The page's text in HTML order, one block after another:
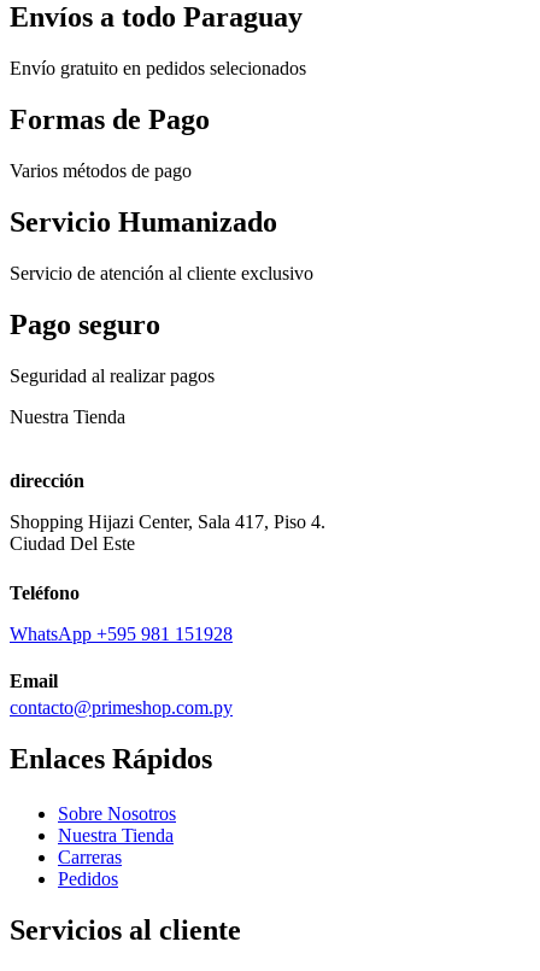
Envíos a todo Paraguay
Envío gratuito en pedidos selecionados
Formas de Pago
Varios métodos de pago
Servicio Humanizado
Servicio de atención al cliente exclusivo
Pago seguro
Seguridad al realizar pagos
Nuestra Tienda
dirección
Shopping Hijazi Center, Sala 417, Piso 4.
Ciudad Del Este
Teléfono
WhatsApp +595 981 151928
Email
contacto@primeshop.com.py
Enlaces Rápidos
Sobre Nosotros
Nuestra Tienda
Carreras
Pedidos
Servicios al cliente